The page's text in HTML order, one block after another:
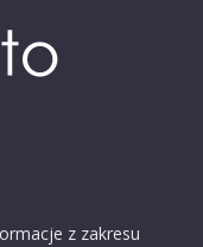
z zakresu